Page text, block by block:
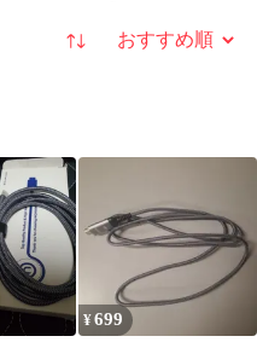
並び替え
¥699